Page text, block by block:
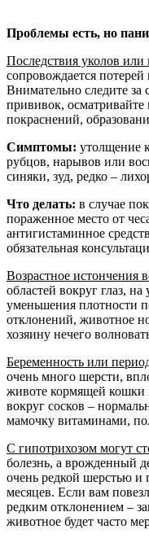
Проблемы есть, но
Последствия уколов или
сопровождается потерей
Внимательно следите за
прививок,
покраснений,
Симптомы: утолщение
рубцов, нарывов или
синяки, зуд, редко –
Что делать: в случае
пораженное место от
антигистаминное
обязательная
Возрастное истончения
областей вокруг глаз,
уменьшения плотности
отклонений, животное
хозяину нечего
Беременность или
очень много шерсти,
животе кормящей кошки
вокруг сосков –
мамочку витаминами,
С гипотрихозом могут
болезнь, а врожденный
очень редкой шерстью и
месяцев. Если вам
редким отклонением –
животное будет часто